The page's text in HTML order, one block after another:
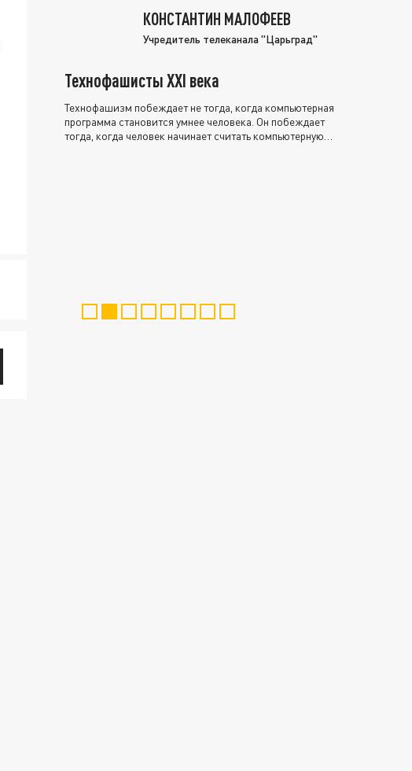
КОНСТАНТИН МАЛОФЕЕВ
Учредитель телеканала "Царьград"
Технофашисты XXI века
Технофашизм побеждает не тогда, когда компьютерная
программа становится умнее человека. Он побеждает
тогда, когда человек начинает считать компьютерную